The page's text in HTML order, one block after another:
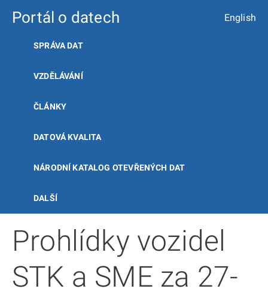
Portál o datech English
SPRÁVA DAT
VZDĚLÁVÁNÍ
ČLÁNKY
DATOVÁ KVALITA
NÁRODNÍ KATALOG OTEVŘENÝCH DAT
DALŠÍ
Prohlídky vozidel
STK a SME za 27-